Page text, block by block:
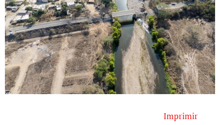
Imprimir